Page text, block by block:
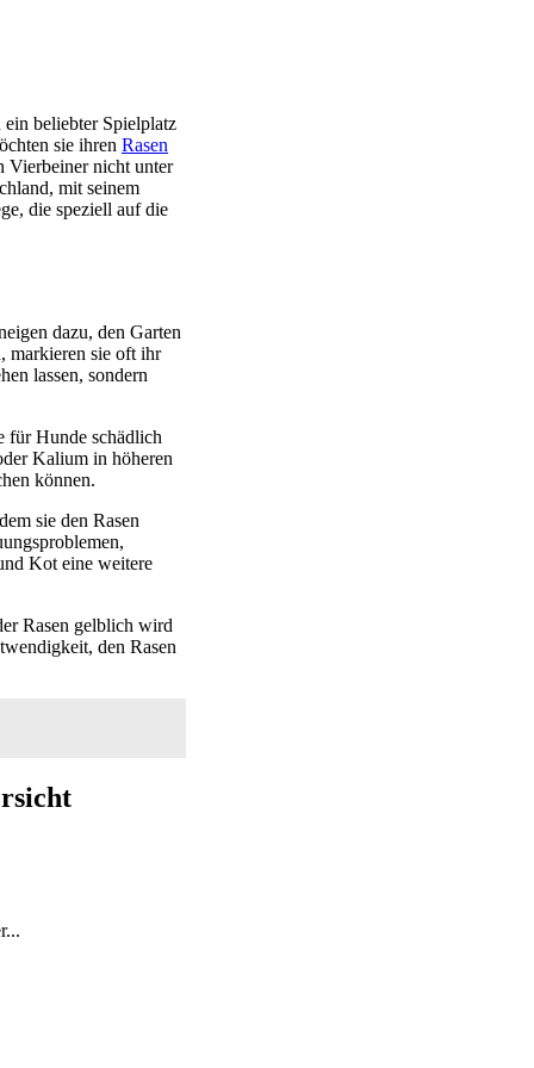
beliebter Spielplatz
sie ihren Rasen
Vierbeiner nicht unter
mit seinem
die speziell auf die
dazu, den Garten
markieren sie oft ihr
lassen, sondern
für Hunde schädlich
Kalium in höheren
können.
sie den Rasen
Kot eine weitere
Rasen gelblich wird
den Rasen